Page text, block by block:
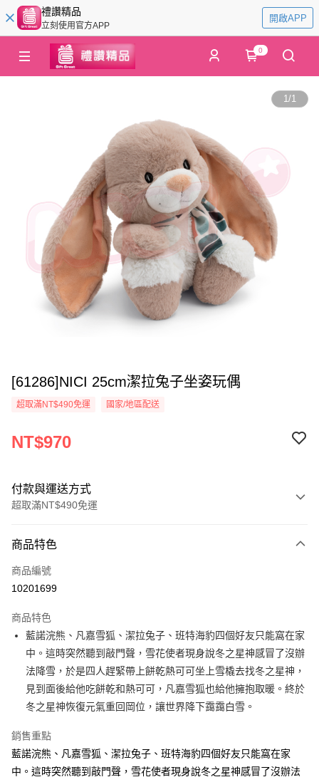
禮讚精品
立刻使用官方APP
開啟APP
0
1/1
[61286]NICI 25cm潔拉兔子坐姿玩偶
超取滿NT$490免運 國家/地區配送
NT$970
付款與運送方式
超取滿NT$490免運
信用卡一次付款
超商取貨付款
Apple Pay
街口支付
悠遊付
AFTEE先享後付
相關說明
AFTEE先享後付是「在收到商品之後才付款」的支付方式。 讓您購物簡單
便利好安心！
ATM付款
商品特色
商品編號
10201699
商品特色
藍諾浣熊、凡嘉雪狐、潔拉兔子、班特海豹四個好友只能窩在家
中。這時突然聽到敲門聲，雪花使者現身說冬之星神感冒了沒辦
法降雪，於是四人趕緊帶上餅乾熱可可坐上雪橇去找冬之星神，
見到面後給他吃餅乾和熱可可，凡嘉雪狐也給他擁抱取暖。終於
冬之星神恢復元氣重回岡位，讓世界降下靄靄白雪。
銷售重點
藍諾浣熊、凡嘉雪狐、潔拉兔子、班特海豹四個好友只能窩在家
中。這時突然聽到敲門聲，雪花使者現身說冬之星神感冒了沒辦法